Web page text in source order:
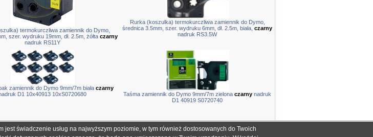
termokurczliwa zamiennik do Dymo,
szer. wydruku 19mm, dł. 2.5m, żółtaczarny
nadruk RS11Y
Rurka (koszulka) termokurczliwa zamiennik do Dymo,
średnica 3.5mm, szer. wydruku 6mm, dł. 2.5m, biała, czarny
nadruk RS3.5W
zamiennik do Dymo 9mm/7m białaczarny
D1 10x40913 10xS0720680
Taśma zamiennik do Dymo 9mm/7m zielona czarny nadruk
D1 40919 S0720740
dla ich właścicieli i zostały użyte wyłącznie w celach informacyjnych dla określenia kompatybilności produktów.
świadczenie usług na najwyższym poziomie, w tym również dostosowanych do Twoich